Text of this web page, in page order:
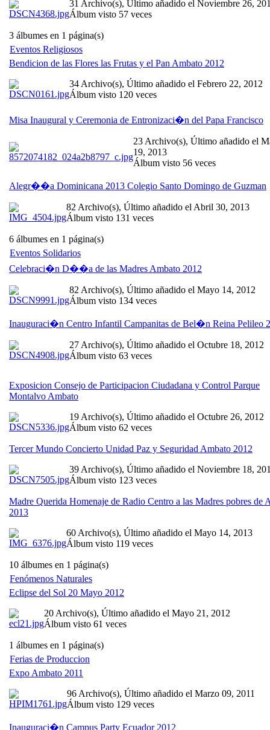
31 Archivo(s), Último añadido el Noviembre 26,
Álbum visto 57 veces
3 álbumes en 1 página(s)
Eventos Religiosos
Bendicion de las Flores las Frutas y el Pan Ambato 2012
34 Archivo(s), Último añadido el Febrero 22, 2012
Álbum visto 120 veces
Misa Inaugural y Ceremonia de Entronizaci�n del Papa Francisco
23 Archivo(s), Último añadido el
19, 2013
Álbum visto 56 veces
Alegr��a Dominicana 2013 Colegio Santo Domingo de Guzman
82 Archivo(s), Último añadido el Abril 30, 2013
Álbum visto 131 veces
6 álbumes en 1 página(s)
Eventos Solidarios
Celebraci�n D��a de las Madres Ambato 2012
82 Archivo(s), Último añadido el Mayo 14, 2012
Álbum visto 134 veces
Inauguraci�n Centro Infantil Campanitas de Bel�n Reina Pelileo
27 Archivo(s), Último añadido el Octubre 18, 2012
Álbum visto 63 veces
Exposicion Consejo de Participacion Ciudadana y Control Parque
Montalvo Ambato
19 Archivo(s), Último añadido el Octubre 26, 2012
Álbum visto 62 veces
Tercer Mundo Concierto Unidad Paz y Seguridad Ambato 2012
39 Archivo(s), Último añadido el Noviembre 18,
Álbum visto 123 veces
Madre Querida Homenaje de Radio Centro a las Madres pobres de
2013
60 Archivo(s), Último añadido el Mayo 14, 2013
Álbum visto 119 veces
10 álbumes en 1 página(s)
Fenómenos Naturales
Eclipse del Sol 20 Mayo 2012
20 Archivo(s), Último añadido el Mayo 21, 2012
Álbum visto 61 veces
1 álbumes en 1 página(s)
Ferias de Produccion
Expo Ambato 2011
96 Archivo(s), Último añadido el Marzo 09, 2011
Álbum visto 129 veces
Inauguraci�n Campus Party Ecuador 2012